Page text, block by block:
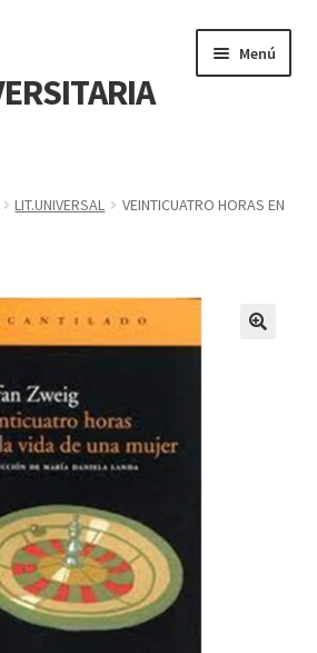
Menú
INTERUNIVERSITARIA DE
LIT.UNIVERSAL
VEINTICUATRO HORAS EN